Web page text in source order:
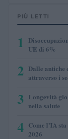
PIÙ LETTI
1
UE di 6%
2 Dalle antiche
attraverso i
3 Longevità
nella salute
4 Come l’IA
2026